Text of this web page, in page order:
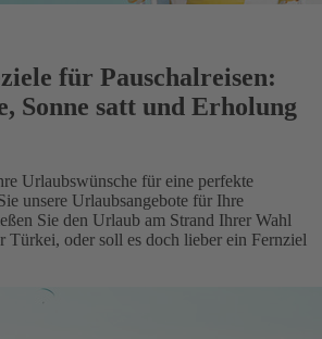
für Pauschalreisen:
Sonne satt und Erholung
Urlaubswünsche für eine perfekte
unsere Urlaubsangebote für Ihre
Sie den Urlaub am Strand Ihrer Wahl
Türkei, oder soll es doch lieber ein Fernziel